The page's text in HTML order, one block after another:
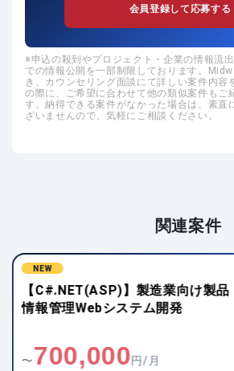
会員登録して応募する
申込の殺到やプロジェクト・企業の情報流
での情報公開を一部制限しております。
き、カウンセリング面談にて詳しい案件内容
の際に、ご希望に合わせて他の類似案件もご
す。納得できる案件がなかった場合は、素直
ざいませんので、気軽にご相談ください。
関連案件
NEW
【C#.NET(ASP)】製造・共済
業向け受注システムのWebアプ
〜700,000円/月